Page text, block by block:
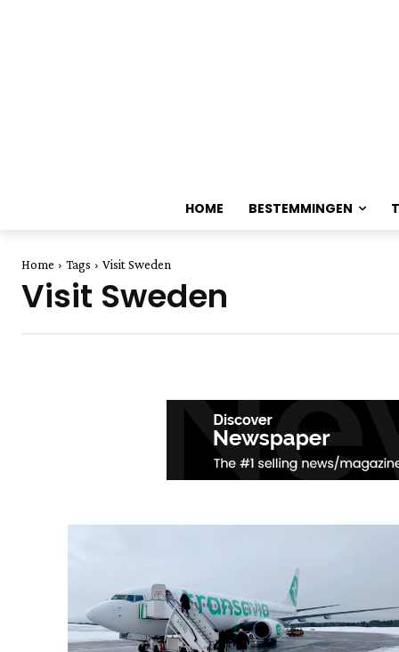
HOME BESTEMMINGEN
Home Tags Visit Sweden
Visit Sweden